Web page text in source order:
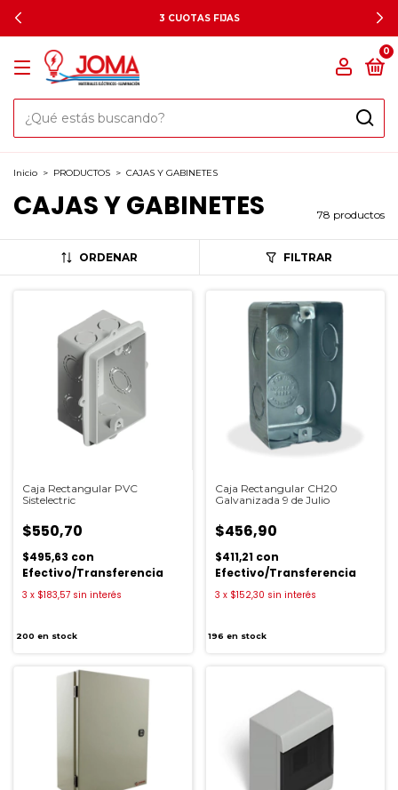
3 CUOTAS FIJAS
0
Inicio > PRODUCTOS > CAJAS Y GABINETES
CAJAS Y GABINETES 78 productos
ORDENAR FILTRAR
Caja Rectangular PVC
Sistelectric
$550,70
$495,63 con
Efectivo/Transferencia
3 x $183,57 sin interés
200 en stock
Caja Rectangular CH20
Galvanizada 9 de Julio
$456,90
$411,21 con
Efectivo/Transferencia
3 x $152,30 sin interés
196 en stock